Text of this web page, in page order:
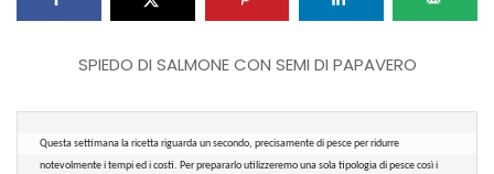
SPIEDO DI SALMONE CON SEMI DI PAPAVERO
Questa settimana la ricetta riguarda un secondo, precisamente di pesce per ridurre
notevolmente i tempi ed i costi. Per prepararlo utilizzeremo una sola tipologia di pesce così i